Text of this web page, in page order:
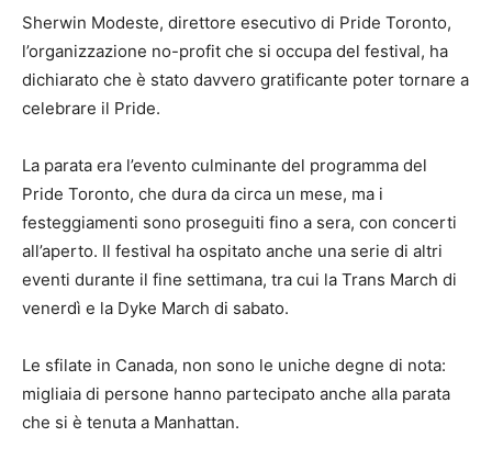
Sherwin Modeste, direttore esecutivo di Pride Toronto,
l’organizzazione no-profit che si occupa del festival, ha
dichiarato che è stato davvero gratificante poter tornare a
celebrare il Pride.
La parata era l’evento culminante del programma del
Pride Toronto, che dura da circa un mese, ma i
festeggiamenti sono proseguiti fino a sera, con concerti
all’aperto. Il festival ha ospitato anche una serie di altri
eventi durante il fine settimana, tra cui la Trans March di
venerdì e la Dyke March di sabato.
Le sfilate in Canada, non sono le uniche degne di nota:
migliaia di persone hanno partecipato anche alla parata
che si è tenuta a Manhattan.